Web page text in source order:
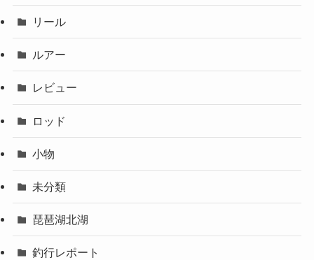
リール
ルアー
レビュー
ロッド
小物
未分類
琵琶湖北湖
釣行レポート